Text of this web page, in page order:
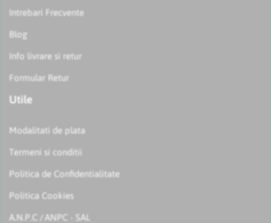
Intrebari Frecvente
Blog
Info livrare si retur
Formular Retur
Utile
Modalitati de plata
Termeni si conditii
Politica de Confidentialitate
Politica Cookies
A.N.P.C / ANPC - SAL